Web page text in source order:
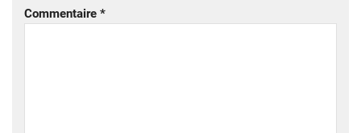
Commentaire *